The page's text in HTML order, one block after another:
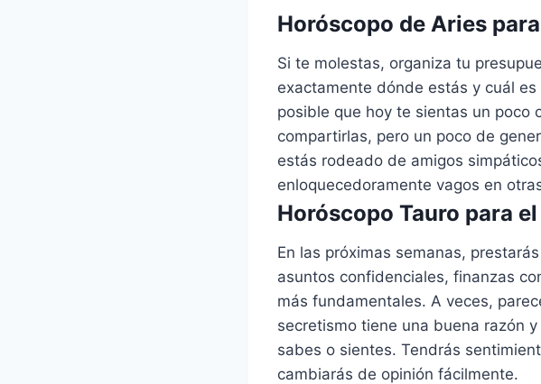
Horóscopo de Aries
Si te molestas, organiza tu
exactamente dónde estás y cuál
posible que hoy te sientas un poco
compartirlas, pero un poco de
estás rodeado de amigos
enloquecedoramente vagos en
Horóscopo Tauro para
En las próximas semanas,
asuntos confidenciales, finanzas
más fundamentales. A veces,
secretismo tiene una buena razón
sabes o sientes. Tendrás
cambiarás de opinión fácilmente.